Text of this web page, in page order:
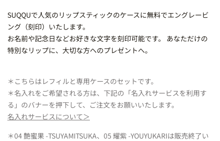
SUQQUで人気のリップスティックのケースに無料でエングレービ
ング（刻印）いたします。
お名前や記念日などお好きな文字を刻印可能です。 あなただけの
特別なリップに、大切な方へのプレゼントへ。
＊こちらはレフィルと専用ケースのセットです。
＊名入れをご希望される方は、下記の「名入れサービスを利用す
る」のバナーを押下して、ご注文をお願いいたします。
名入れサービスについて＞
＊04 艶蜜果 -TSUYAMITSUKA、05 耀紫 -YOUYUKARIは販売終了い